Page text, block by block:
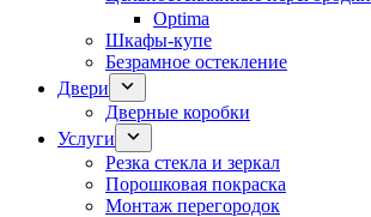
Optima
Шкафы-купе
Безрамное остекление
Двери
Дверные коробки
Услуги
Резка стекла и зеркал
Порошковая покраска
Монтаж перегородок